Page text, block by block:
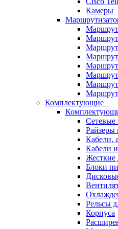
Камеры
Комплектующие
Сетевые
Райзеры
Кабели,
Кабели
Жесткие
Блоки
Рельсы
Корпуса